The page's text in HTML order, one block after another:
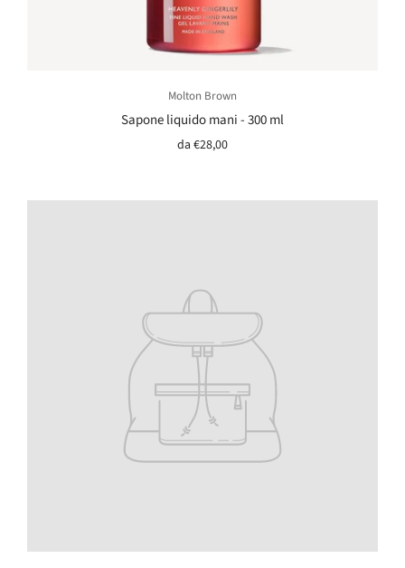
Molton Brown
Sapone liquido mani - 300 ml
da €28,00